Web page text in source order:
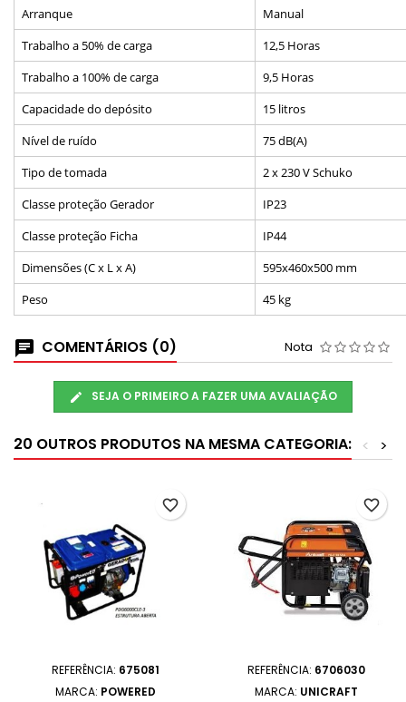
Arranque
Manual
Trabalho a 50% de carga
12,5 Horas
Trabalho a 100% de carga
9,5 Horas
Capacidade do depósito
15 litros
Nível de ruído
75 dB(A)
Tipo de tomada
2 x 230 V Schuko
Classe proteção Gerador
IP23
Classe proteção Ficha
IP44
Dimensões (C x L x A)
595x460x500 mm
Peso
45 kg
COMENTÁRIOS (0) Nota
SEJA O PRIMEIRO A FAZER UMA AVALIAÇÃO
20 OUTROS PRODUTOS NA MESMA CATEGORIA: >
<
REFERÊNCIA: 675081
MARCA: POWERED
favorite_border
REFERÊNCIA: 6706030
MARCA: UNICRAFT
favorite_border